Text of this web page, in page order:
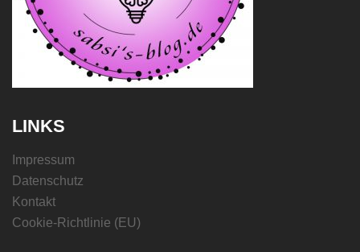
LINKS
Impressum
Datenschutz
Kontakt
Cookie-Richtlinie (EU)